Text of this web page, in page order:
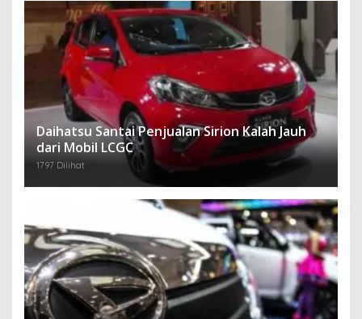
Daihatsu Santai Penjualan Sirion Kalah Jauh
dari Mobil LCGC
1797 Dilihat